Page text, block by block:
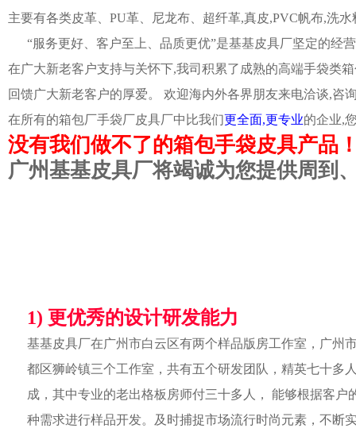
主要有各类皮革、PU革、尼龙布、超纤革,真皮,PVC帆布,洗
“服务更好、客户至上、品质更优”是基基皮具厂坚定的经
在广大新老客户支持与关怀下,我司积累了成熟的高端手袋类
回馈广大新老客户的厚爱。 欢迎海内外各界朋友来电洽谈,咨
在所有的箱包厂手袋厂皮具厂中比我们更全面,更专业的企业,
没有我们做不了的箱包手袋皮具产品
广州基基皮具厂将竭诚为您提供周到
1) 更优秀的设计研发能力
基基皮具厂在广州市白云区有两个样品版房工作室，广州
都区狮岭镇三个工作室，共有五个研发团队，精英七十多
成，其中专业的老出格板房师付三十多人， 能够根据客户
种需求进行样品开发。及时捕捉市场流行时尚元素，不断